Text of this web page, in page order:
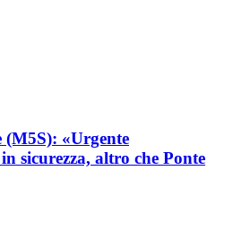
(M5S): «Urgente
sicurezza, altro che Ponte